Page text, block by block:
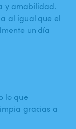
y amabilidad.
al igual que el
un día
lo que
gracias a